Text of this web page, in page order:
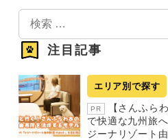
索
注目記事
エリア別で探す
PR
【さんふら
で快適な九州旅
ジーナリゾート